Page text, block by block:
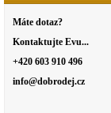
Máte dotaz?
Kontaktujte Evu...
+420 603 910 496
info@dobrodej.cz